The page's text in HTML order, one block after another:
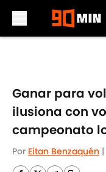
Ganar para
ilusiona con
campeonato
Por Eitan Benzaquén |